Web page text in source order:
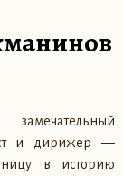
и дирижер —
в историю